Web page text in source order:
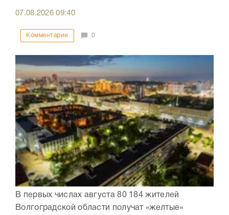
07.08.202609:40
Комментарии 0
В первых числах августа 80 184 жителей
Волгоградской области получат «желтые»